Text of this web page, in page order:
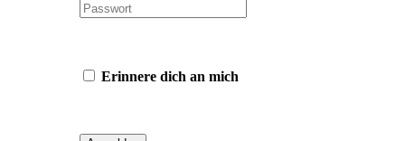
Erinnere dich an mich